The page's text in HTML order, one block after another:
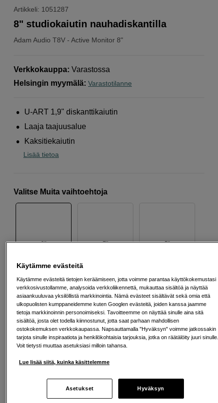
Artikkeli: 1051287
Adam Audio T8V - Active Monitor 8"
8" studiokaiutin nauhadiskantilla
Verkkokauppa: Varastossa
Helsingin myymälä: Varastotilanne
U-ART 1,9" diskanttikaiutin
Laaja taajuusalue
Kaksitiekaiutin
Lisää tietoa
Valitse Muita vaihtoehtoja
8" 7" 5"
299 EUR
Lisää ostoskoriin
Maksa Svea-erämaksulla
19,07 %
Lainaaminen maksaa! Jos et pysty maksamaan velkaa ajoissa, saatat
saada maksuhäiriömerkinnän. Se voi vaikeuttaa asunnon vuokraamista,
Käytämme evästeitä
Käytämme evästeitä tietojen keräämiseen, jotta voimme parantaa käyttökokemustasi
verkkosivustollamme, analysoida verkkoliikennettä, mukauttaa sisältöä ja näyttää
asiaankuuluvaa yksilöllistä markkinointia. Nämä evästeet sisältävät sekä omia että
ulkopuolisten kumppaneidemme kuten Googlen evästeitä, joiden kanssa jaamme
tietoja markkinoinnin personoimiseksi. Tavoitteemme on näyttää sinulle aina sitä
sisältöä, josta olet todella kiinnostunut, jotta saat parhaan mahdollisen
ostokokemuksen verkkokaupassa. Napsauttamalla "Hyväksyn" voimme jatkossakin
tarjota sinulle inspiraatiota ja henkilökohtaisia tarjouksia, jotka on räätälöity juuri
Voit tietysti muuttaa asetuksiasi milloin tahansa.
Lue lisää siitä, kuinka käsittelemme
Asetukset Hyväksyn